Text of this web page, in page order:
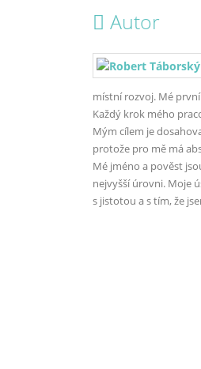
Autor
místní rozvoj. Mé
Každý krok mého
Mým cílem je
protože pro mě má
Mé jméno a pověst
nejvyšší úrovni. Moje
s jistotou a s tím, že